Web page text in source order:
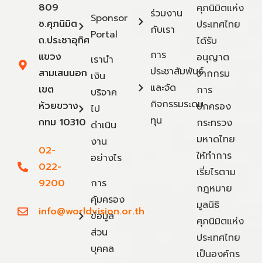
809
ซ.ศุภนิมิต
ถ.ประชาอุทิศ
แขวง
สามเสนนอก
เขต
ห้วยขวาง
กทม 10310
02-
022-
9200
info@worldvision.or.th
Sponsor
Portal
เรานำ
เงิน
บริจาค
ไป
ดำเนิน
งาน
อย่างไร
การ
คุ้มครอง
ข้อมูล
ส่วน
บุคคล
ร่วมงาน
กับเรา
การ
ประชาสัมพันธ์
และจัด
กิจกรรมระดม
ทุน
ศุภนิมิตแห่ง
ประเทศไทย
ได้รับ
อนุญาต
จากกรม
การ
ปกครอง
กระทรวง
มหาดไทย
ให้ทำการ
เรี่ยไรตาม
กฎหมาย
มูลนิธิ
ศุภนิมิตแห่ง
ประเทศไทย
เป็นองค์กร